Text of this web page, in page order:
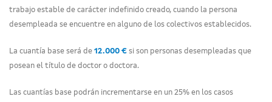
trabajo estable de carácter indefinido creado, cuando la persona
desempleada se encuentre en alguno de los colectivos establecidos.
La cuantía base será de 12.000 € si son personas desempleadas que
posean el título de doctor o doctora.
Las cuantías base podrán incrementarse en un 25% en los casos